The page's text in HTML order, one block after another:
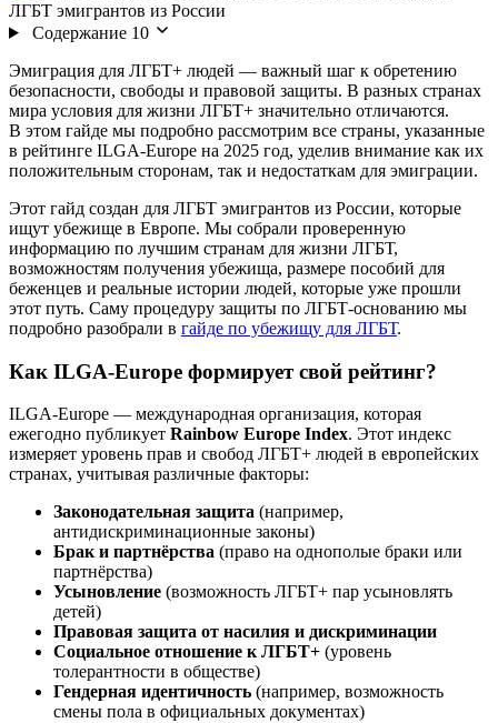
Содержание 10
Эмиграция для ЛГБТ+ людей — важный шаг к обретению
безопасности, свободы и правовой защиты. В разных странах
мира условия для жизни ЛГБТ+ значительно отличаются.
В этом гайде мы подробно рассмотрим все страны, указанные
в рейтинге ILGA-Europe на 2025 год, уделив внимание как их
положительным сторонам, так и недостаткам для эмиграции.
Этот гайд создан для ЛГБТ эмигрантов из России, которые
ищут убежище в Европе. Мы собрали проверенную
информацию по лучшим странам для жизни ЛГБТ,
возможностям получения убежища, размере пособий для
беженцев и реальные истории людей, которые уже прошли
этот путь. Саму процедуру защиты по ЛГБТ-основанию мы
подробно разобрали в гайде по убежищу для ЛГБТ.
Как ILGA-Europe формирует свой рейтинг?
ILGA-Europe — международная организация, которая
ежегодно публикует Rainbow Europe Index. Этот индекс
измеряет уровень прав и свобод ЛГБТ+ людей в европейских
странах, учитывая различные факторы:
Законодательная защита (например,
антидискриминационные законы)
Брак и партнёрства (право на однополые браки или
партнёрства)
Усыновление (возможность ЛГБТ+ пар усыновлять
детей)
Правовая защита от насилия и дискриминации
Социальное отношение к ЛГБТ+ (уровень
толерантности в обществе)
Гендерная идентичность (например, возможность
смены пола в официальных документах)